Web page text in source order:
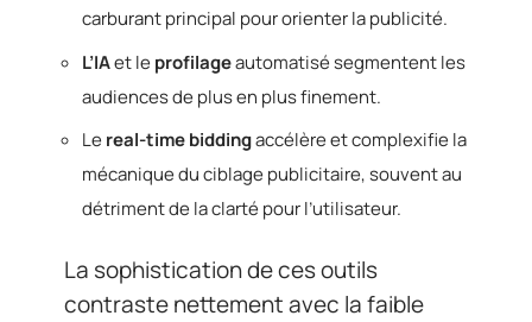
carburant principal pour orienter la publicité.
L’IAet leprofilageautomatisé segmentent les
audiences de plus en plus finement.
Lereal-time biddingaccélère et complexifie la
mécanique du ciblage publicitaire, souvent au
détriment de la clarté pour l’utilisateur.
La sophistication de ces outils
contraste nettement avec la faible